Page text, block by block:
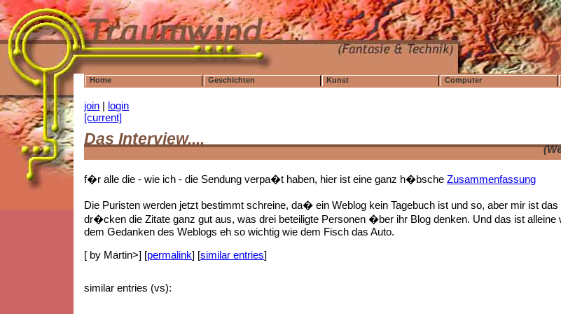
Home Geschichten Kunst Computer
join | login
[current]
Das Interview....
f�r alle die - wie ich - die Sendung verpa�t haben, hier ist eine ganz h�bscheZusammenfassung
Die Puristen werden jetzt bestimmt schreine, da� ein Weblog kein Tagebuch ist und so, aber mir ist
dr�cken die Zitate ganz gut aus, was drei beteiligte Personen �ber ihr Blog denken. Und das ist alleine
dem Gedanken des Weblogs eh so wichtig wie dem Fisch das Auto.
[ by Martin>] [permalink] [similar entries]
similar entries (vs):